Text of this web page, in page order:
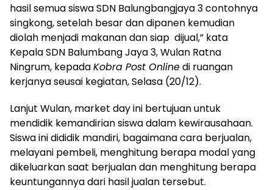
hasil semua siswa SDN Balungbangjaya 3 contohnya
singkong, setelah besar dan dipanen kemudian
diolah menjadi makanan dan siap dijual,” kata
Kepala SDN Balumbang Jaya 3, Wulan Ratna
Ningrum, kepadaKobra Post Onlinedi ruangan
kerjanya seusai kegiatan, Selasa (20/12).
Lanjut Wulan, market day ini bertujuan untuk
mendidik kemandirian siswa dalam kewirausahaan.
Siswa ini dididik mandiri, bagaimana cara berjualan,
melayani pembeli, menghitung berapa modal yang
dikeluarkan saat berjualan dan menghitung berapa
keuntungannya dari hasil jualan tersebut.